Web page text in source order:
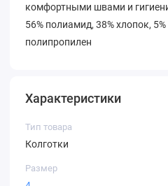
комфортными швами и
56% полиамид, 38% хлопок, 5%
полипропилен
Характеристики
Тип товара
Колготки
Размер